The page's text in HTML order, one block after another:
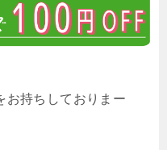
お持ちしておりまー